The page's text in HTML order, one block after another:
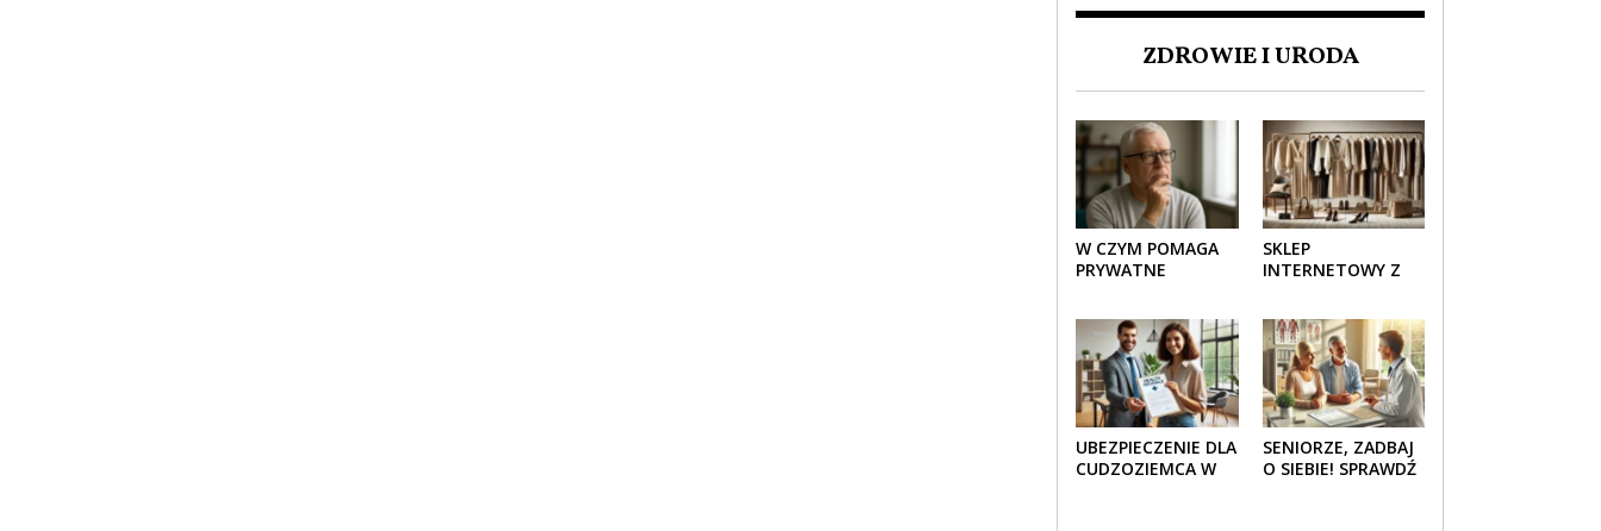
ZDROWIE I URODA
W CZYM POMAGA
PRYWATNE
SENIOROM?
SKLEP
INTERNETOWY Z
KLASYKA, SZYK I
NOWOCZESNOŚĆ
UBEZPIECZENIE DLA
CUDZOZIEMCA W
SENIORZE, ZADBAJ
O SIEBIE! SPRAWDŹ